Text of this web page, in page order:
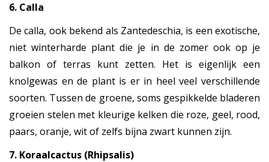
6. Calla
De calla, ook bekend als Zantedeschia, is een exotische,
niet winterharde plant die je in de zomer ook op je
balkon of terras kunt zetten. Het is eigenlijk een
knolgewas en de plant is er in heel veel verschillende
soorten. Tussen de groene, soms gespikkelde bladeren
groeien stelen met kleurige kelken die roze, geel, rood,
paars, oranje, wit of zelfs bijna zwart kunnen zijn.
7. Koraalcactus (Rhipsalis)